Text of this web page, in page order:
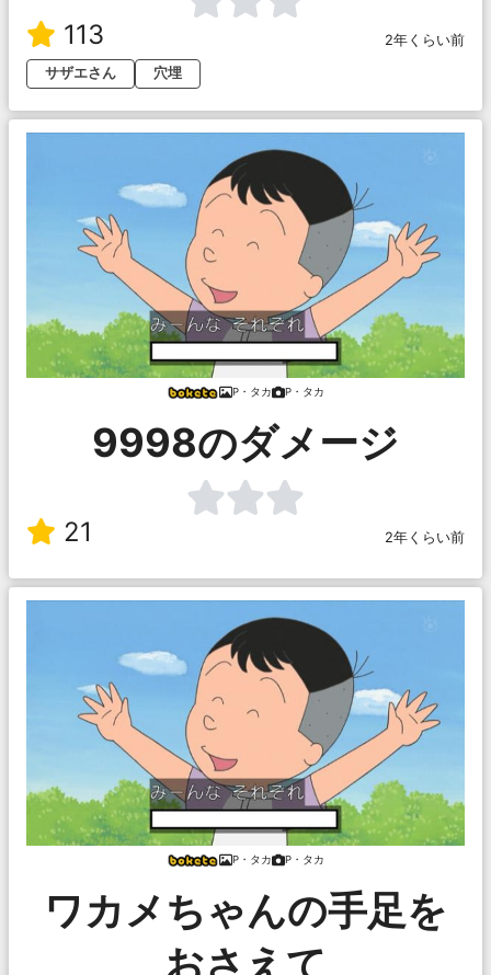
113
2年くらい前
サザエさん
穴埋
P・タカ P・タカ
9998のダメージ
21 2年くらい前
P・タカ P・タカ
ワカメちゃんの手足を
おさえて